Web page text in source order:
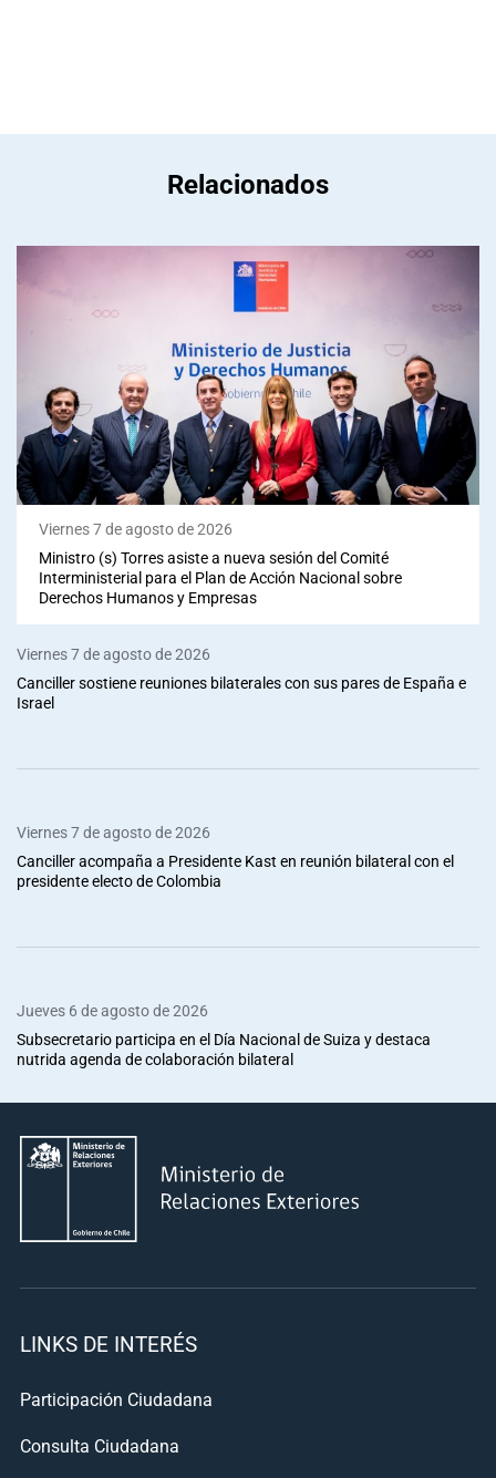
Relacionados
Viernes 7 de agosto de 2026
Ministro (s) Torres asiste a nueva sesión del Comité
Interministerial para el Plan de Acción Nacional sobre
Derechos Humanos y Empresas
Viernes 7 de agosto de 2026
Canciller sostiene reuniones bilaterales con sus pares de España e
Israel
Viernes 7 de agosto de 2026
Canciller acompaña a Presidente Kast en reunión bilateral con el
presidente electo de Colombia
Jueves 6 de agosto de 2026
Subsecretario participa en el Día Nacional de Suiza y destaca
nutrida agenda de colaboración bilateral
LINKS DE INTERÉS
Participación Ciudadana
Consulta Ciudadana